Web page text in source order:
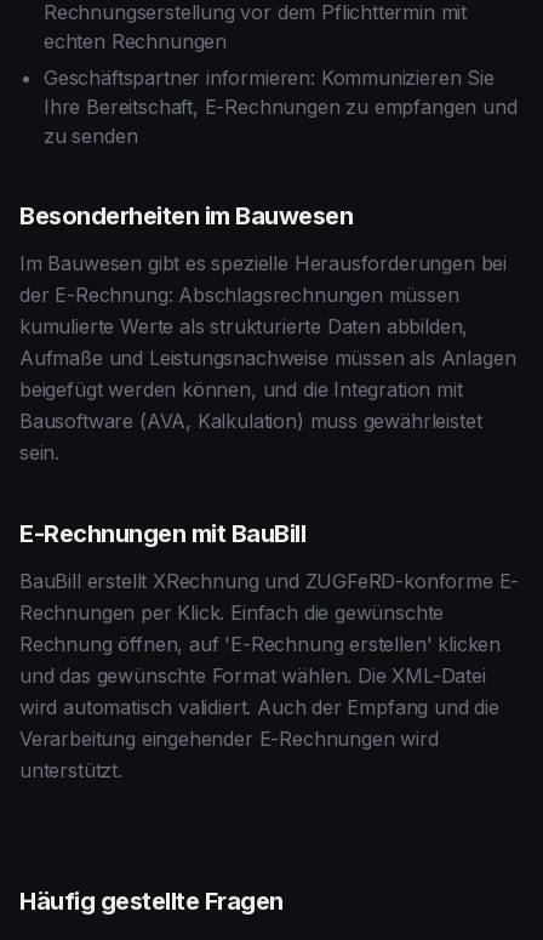
Rechnungserstellung vor dem Pflichttermin mit
echten Rechnungen
Geschäftspartner informieren: Kommunizieren Sie
Ihre Bereitschaft, E-Rechnungen zu empfangen und
zu senden
Besonderheiten im Bauwesen
Im Bauwesen gibt es spezielle Herausforderungen bei
der E-Rechnung: Abschlagsrechnungen müssen
kumulierte Werte als strukturierte Daten abbilden,
Aufmaße und Leistungsnachweise müssen als Anlagen
beigefügt werden können, und die Integration mit
Bausoftware (AVA, Kalkulation) muss gewährleistet
sein.
E-Rechnungen mit BauBill
BauBill erstellt XRechnung und ZUGFeRD-konforme E-
Rechnungen per Klick. Einfach die gewünschte
Rechnung öffnen, auf 'E-Rechnung erstellen' klicken
und das gewünschte Format wählen. Die XML-Datei
wird automatisch validiert. Auch der Empfang und die
Verarbeitung eingehender E-Rechnungen wird
unterstützt.
Häufig gestellte Fragen